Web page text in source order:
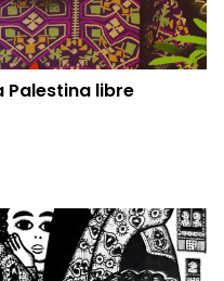
Palestina libre